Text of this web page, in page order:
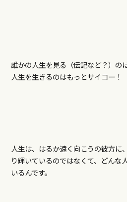
誰かの人生を見る（伝記など？）の
人生を生きるのはもっとサイコー！
人生は、はるか遠く向こうの彼方に
り輝いているのではなくて、どんな
いるんです。